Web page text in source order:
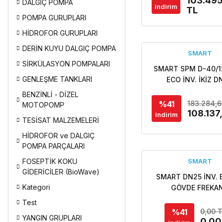
DALGIÇ POMPA
POMPA GURUPLARI
HİDROFOR GURUPLARI
DERİN KUYU DALGIÇ POMPA
SİRKÜLASYON POMPALARI
GENLEŞME TANKLARI
BENZİNLİ - DİZEL
MOTOPOMP
TESİSAT MALZEMELERİ
HİDROFOR ve DALGIÇ
POMPA PARÇALARI
FOSEPTİK KOKU
GİDERİCİLER (BioWave)
Kategori
Test
YANGIN GRUPLARI
indirim
TL
SMART
SMART SPM D-40/
ECO İNV. İKİZ
FLANŞLI ECO
SİRKÜLASYON
%41
indirim
SMART
SMART DN25 İNV.
GÖVDE
SİRKÜLASYON
Özel fiyat teklifi
%41 0,00